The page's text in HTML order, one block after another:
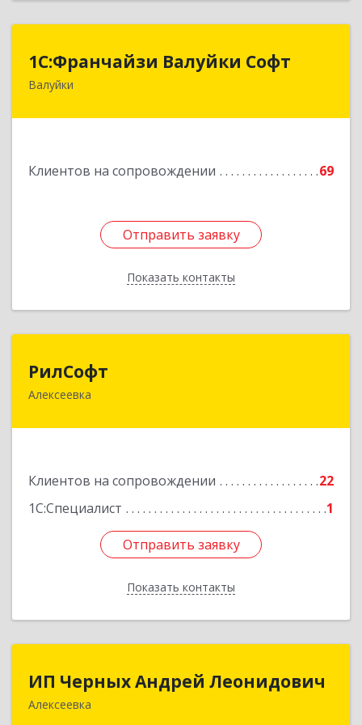
1С:Франчайзи Валуйки Софт
Валуйки
Клиентов на сопровождении 69
Отправить заявку
Показать контакты
1С:Франчайзи Валуйки Софт
309996, Белгородская обл, Валуйки г, Горького,
Отправить заявку
Назад
РилСофт
Алексеевка
Клиентов на сопровождении
22
1С:Специалист
1
Отправить заявку
Показать контакты
309850, Белгородская обл, Алексеевский р-н,
Отправить заявку
Назад
ИП Черных Андрей Леонидович
Алексеевка
ИП Черных Андрей Леонидович
309850, Белгородская обл, Алексеевский р-н,